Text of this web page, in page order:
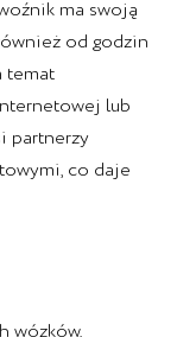
ma swoją
od godzin
temat
lub
partnerzy
co daje
wózków,